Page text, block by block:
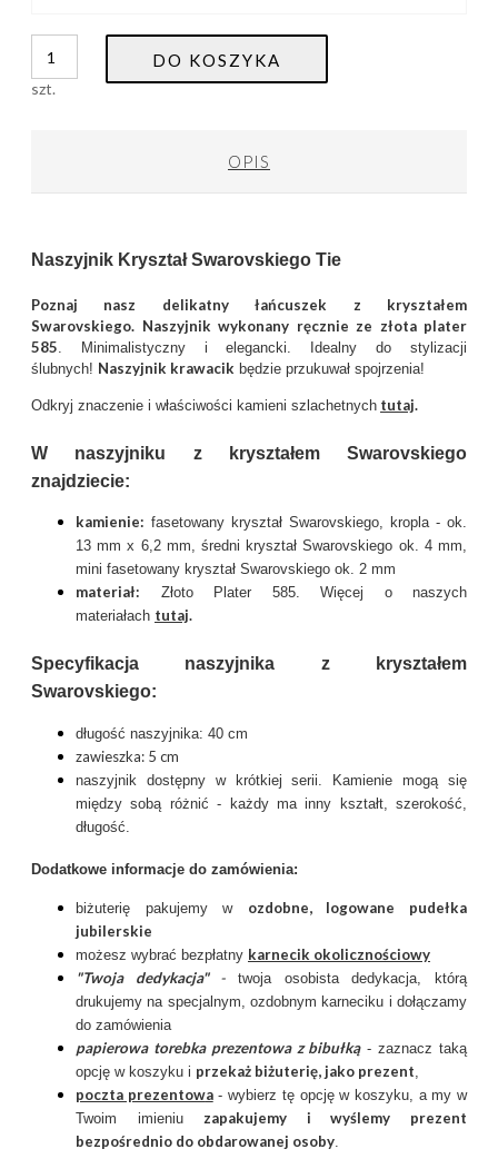
szt.
DO KOSZYKA
OPIS
Naszyjnik Kryształ Swarovskiego Tie
Poznaj nasz delikatny łańcuszek z kryształem
Swarovskiego. Naszyjnik wykonany ręcznie ze złota plater
585. Minimalistyczny i elegancki. Idealny do stylizacji
ślubnych! Naszyjnik krawacik będzie przukuwał spojrzenia!
Odkryj znaczenie i właściwości kamieni szlachetnych tutaj.
W naszyjniku z kryształem Swarovskiego
znajdziecie:
kamienie: fasetowany kryształ Swarovskiego, kropla - ok.
13 mm x 6,2 mm, średni kryształ Swarovskiego ok. 4 mm,
mini fasetowany kryształ Swarovskiego ok. 2 mm
materiał: Złoto Plater 585. Więcej o naszych
materiałach tutaj.
Specyfikacja naszyjnika z kryształem
Swarovskiego:
długość naszyjnika: 40 cm
zawieszka: 5 cm
naszyjnik dostępny w krótkiej serii. Kamienie mogą się
między sobą różnić - każdy ma inny kształt, szerokość,
długość.
Dodatkowe informacje do zamówienia:
biżuterię pakujemy w ozdobne, logowane pudełka
jubilerskie
możesz wybrać bezpłatny karnecik okolicznościowy
"Twoja dedykacja"-twoja osobista dedykacja, którą
drukujemy na specjalnym, ozdobnym karneciku i dołączamy
do zamówienia
papierowa torebka prezentowa z bibułką- zaznacz taką
opcję w koszyku i przekaż biżuterię, jako prezent
poczta prezentowa- wybierz tę opcję w koszyku, a my w
Twoim imieniu zapakujemy i wyślemy prezent
bezpośrednio do obdarowanej osoby